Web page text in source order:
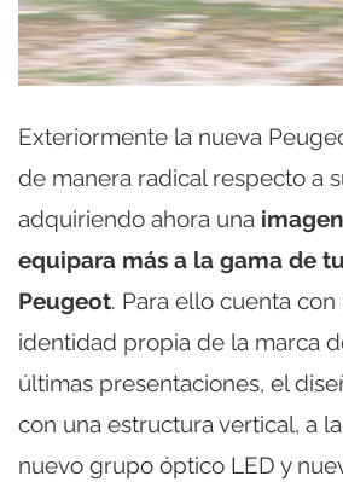
Exteriormente la nueva
de manera radical respecto a
adquiriendo ahora una
equipara más a la gama de
Peugeot. Para ello cuenta
identidad propia de la marca
últimas presentaciones, el
con una estructura vertical, a
nuevo grupo óptico LED y